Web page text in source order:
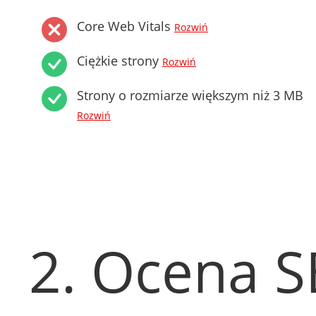
Core Web Vitals Rozwiń
Ciężkie strony Rozwiń
Strony o rozmiarze większym niż 3 MB
Rozwiń
2. Ocena